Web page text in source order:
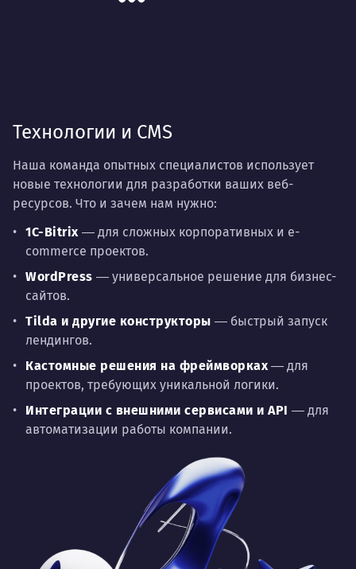
Технологии и CMS
Наша команда опытных специалистов использует
новые технологии для разработки ваших веб-
ресурсов. Что и зачем нам нужно:
1C-Bitrix― для сложных корпоративных и e-
commerce проектов.
WordPress ― универсальное решение для бизнес-
сайтов.
Tilda и другие конструкторы ― быстрый запуск
лендингов.
Кастомные решения на фреймворках― для
проектов, требующих уникальной логики.
Интеграции с внешними сервисами и API ― для
автоматизации работы компании.